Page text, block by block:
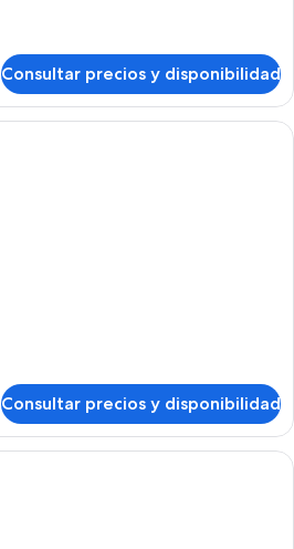
Consultar precios y disponibilidad
Una habitación de hotel con cama,
Consultar precios y disponibilidad